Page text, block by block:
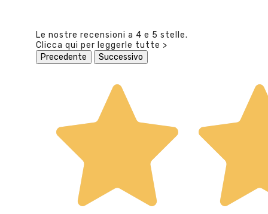
Le nostre recensioni a 4 e 5 stelle.
Clicca qui per leggerle tutte >
Precedente
Successivo